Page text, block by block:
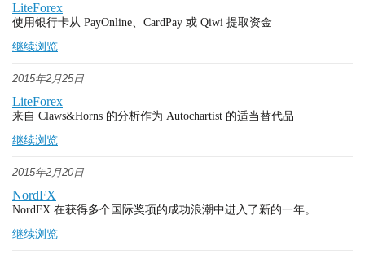
LiteForex
使用银行卡从 PayOnline、CardPay 或 Qiwi 提取资金
继续浏览
2015年2月25日
LiteForex
来自 Claws&Horns 的分析作为 Autochartist 的适当替代品
继续浏览
2015年2月20日
NordFX
NordFX 在获得多个国际奖项的成功浪潮中进入了新的一年。
继续浏览